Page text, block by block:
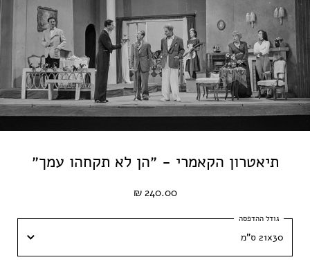
תיאטרון הקאמרי - ״הן לא תקחהו עמך״
240.00 ₪
21x30 ס"מ